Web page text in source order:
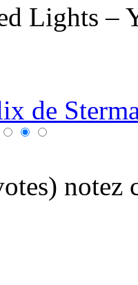
Lights –
de
notez